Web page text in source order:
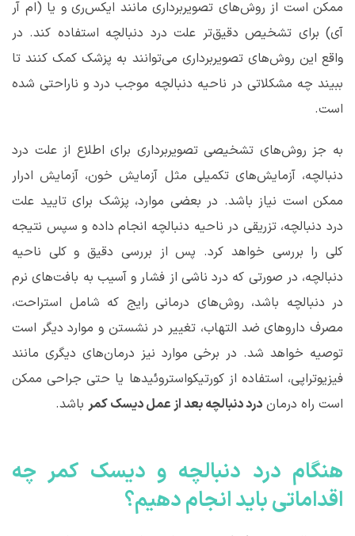
ممکن است از روش‌های تصویربرداری مانند ایکس‌ری و یا (ام آر
آی) برای تشخیص دقیق‌تر علت درد دنبالچه استفاده کند. در
واقع این روش‌های تصویربرداری می‌توانند به پزشک کمک کنند تا
ببیند چه مشکلاتی در ناحیه دنبالچه موجب درد و ناراحتی شده
است.
به جز روش‌های تشخیصی تصویربرداری برای اطلاع از علت درد
دنبالچه، آزمایش‌های تکمیلی مثل آزمایش خون، آزمایش ادرار
ممکن است نیاز باشد. در بعضی موارد، پزشک برای تایید علت
درد دنبالچه، تزریقی در ناحیه دنبالچه انجام داده و سپس نتیجه
کلی را بررسی خواهد کرد. پس از بررسی دقیق و کلی ناحیه
دنبالچه، در صورتی که درد ناشی از فشار و آسیب به بافت‌های نرم
در دنبالچه باشد، روش‌های درمانی رایج که شامل استراحت،
مصرف داروهای ضد التهاب، تغییر در نشستن و موارد دیگر است
توصیه خواهد شد. در برخی موارد نیز درمان‌های دیگری مانند
فیزیوتراپی، استفاده از کورتیکواستروئیدها یا حتی جراحی ممکن
است راه درمان درد دنبالچه بعد از عمل دیسک کمر باشد.
هنگام درد دنبالچه و دیسک کمر چه
اقداماتی باید انجام دهیم؟